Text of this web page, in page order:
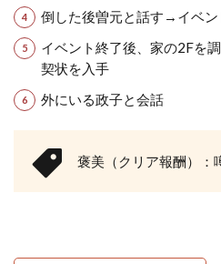
倒した後曽元と話す→イベン
イベント終了後、家の2Fを
契状を入手
外にいる政子と会話
褒美（クリア報酬）：